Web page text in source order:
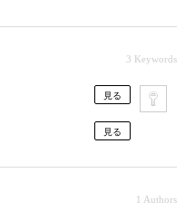
3 Keywords
見る
見る
1 Authors